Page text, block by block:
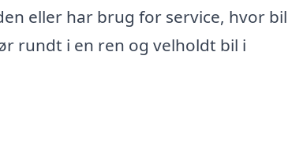
eller har brug for service, hvor
rundt i en ren og velholdt bil i